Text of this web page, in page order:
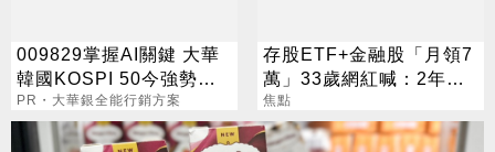
009829掌握AI關鍵 大華
韓國KOSPI 50今強勢開
募
PR・大華銀全能行銷方案
存股ETF+金融股「月領7
萬」33歲網紅喊：2年內
要退休
焦點